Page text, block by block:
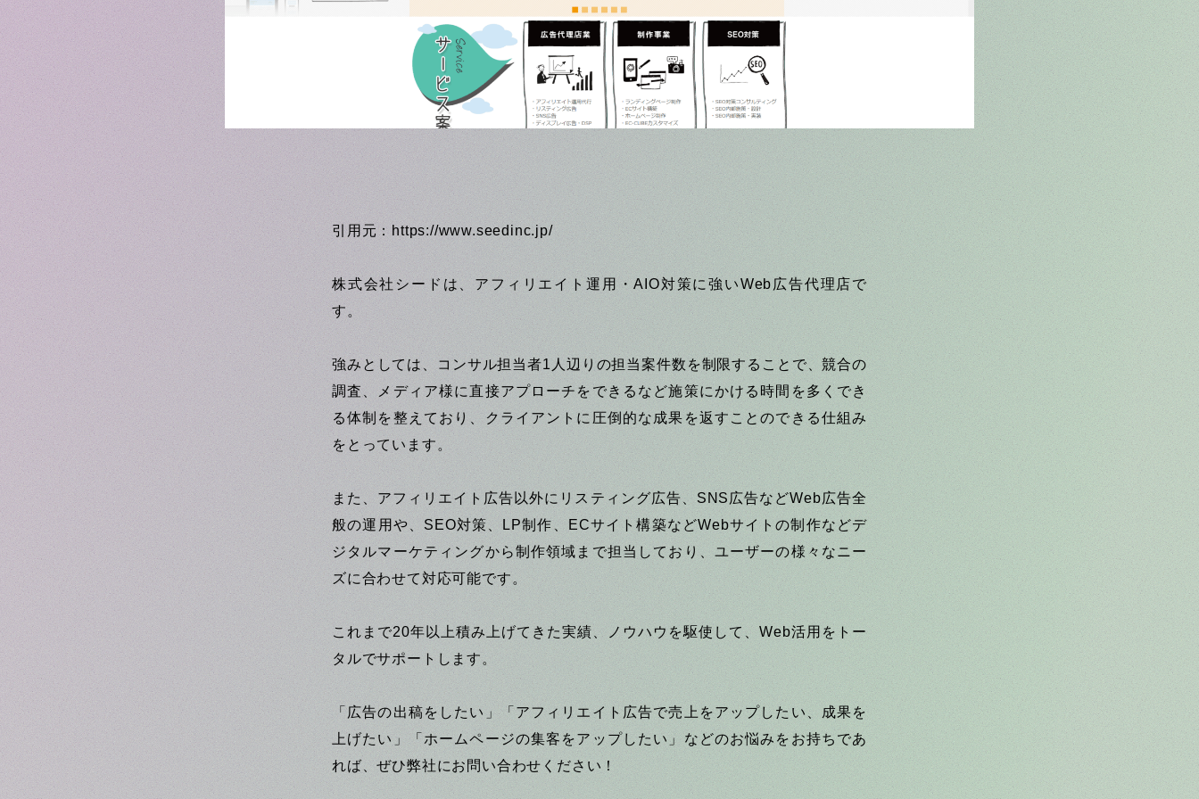
引用元： https://www.seedinc.jp/
株式会社シード は、アフィリエイト運用・AIO対策に強いWeb広告代理店で
す。
強みとしては、コンサル担当者1人辺りの担当案件数を制限することで、競合の
調査、メディア様に直接アプローチをできるなど施策にかける時間を多くでき
る体制を整えており、クライアントに圧倒的な成果を返すことのできる仕組み
をとっています。
また、アフィリエイト広告以外にリスティング広告、SNS広告などWeb広告全
般の運用や、SEO対策、LP制作、ECサイト構築などWebサイトの制作などデ
ジタルマーケティングから制作領域まで担当しており、ユーザーの様々なニー
ズに合わせて対応可能です。
これまで20年以上積み上げてきた実績、ノウハウを駆使して、Web活用をトー
タルでサポートします。
「広告の出稿をしたい」「アフィリエイト広告で売上をアップしたい、成果を
上げたい」「ホームページの集客をアップしたい」などのお悩みをお持ちであ
れば、ぜひ弊社にお問い合わせください！